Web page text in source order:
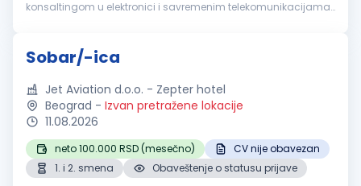
konsaltingom u elektronici i savremenim telekomunikacijama,
Sobar/-ica
Jet Aviation d.o.o. - Zepter hotel
Beograd - Izvan pretražene lokacije
11.08.2026
neto 100.000 RSD (mesečno)
CV nije obavezan
1. i 2. smena
Obaveštenje o statusu prijave